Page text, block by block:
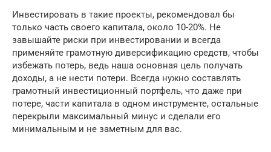
Инвестировать в такие проекты, рекомендовал бы
только часть своего капитала, около 10-20%. Не
завышайте риски при инвестировании и всегда
применяйте грамотную диверсификацию средств, чтобы
избежать потерь, ведь наша основная цель получать
доходы, а не нести потери. Всегда нужно составлять
грамотный инвестиционный портфель, что даже при
потере, части капитала в одном инструменте, остальные
перекрыли максимальный минус и сделали его
минимальным и не заметным для вас.